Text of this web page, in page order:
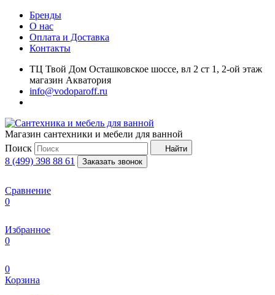
Бренды
О нас
Оплата и Доставка
Контакты
ТЦ Твой Дом Осташковское шоссе, вл 2 ст 1, 2-ой этаж
магазин Акватория
info@vodoparoff.ru
Магазин сантехники и мебели для ванной
Поиск
Найти
8 (499) 398 88 61 Заказать звонок
Сравнение
0
Избранное
0
0
Корзина